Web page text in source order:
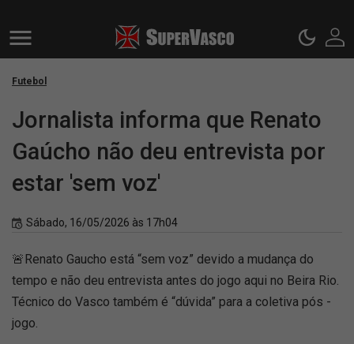
Futebol
Jornalista informa que Renato
Gaúcho não deu entrevista por
estar 'sem voz'
Sábado, 16/05/2026 às 17h04
🚨Renato Gaucho está “sem voz” devido a mudança do
tempo e não deu entrevista antes do jogo aqui no Beira Rio.
Técnico do Vasco também é “dúvida” para a coletiva pós -
jogo.